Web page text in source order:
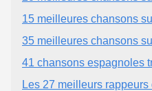
15 meilleures chansons
35 meilleures chansons
41 chansons espagnoles
Les 27 meilleurs